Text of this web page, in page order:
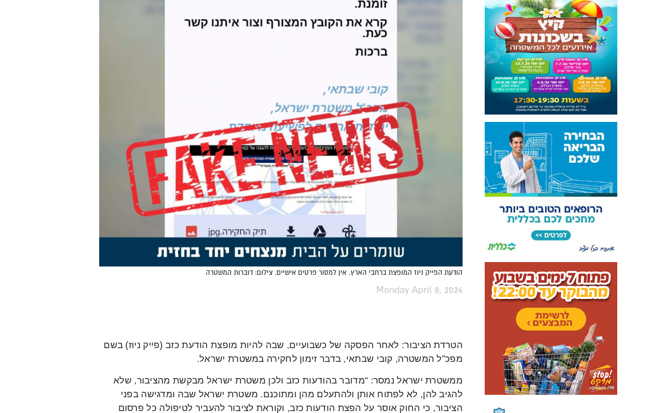
הודעת הפייק ניוז המופצת ברחבי הארץ. אין למסור פרטים אישיים. צילום: דוברות המשטרה
Monday April 8, 2024
הטרדת הציבור: לאחר הפסקה של כשבועיים, שבה להיות מופצת הודעת כזב (פייק ניוז) בשם
מפכ”ל המשטרה, קובי שבתאי, בדבר זימון לחקירה במשטרת ישראל.
ממשטרת ישראל נמסר: “מדובר בהודעות כזב ולכן משטרת ישראל מבקשת מהציבור, שלא
להגיב להן, לא לפתוח אותן ולהתעלם מהן ומתוכנם. משטרת ישראל שבה ומדגישה בפני
הציבור, כי החוק אוסר על הפצת הודעות כזב, וקוראת לציבור להעביר לטיפולה כל פרסום